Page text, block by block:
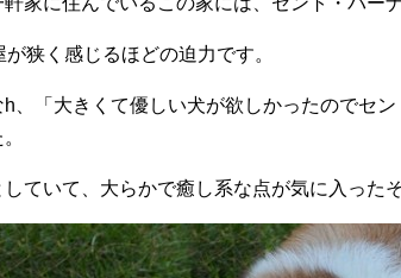
狭く感じるほどの迫力です。
h、「大きくて優しい犬が欲しかったのでセ
ていて、大らかで癒し系な点が気に入ったそ